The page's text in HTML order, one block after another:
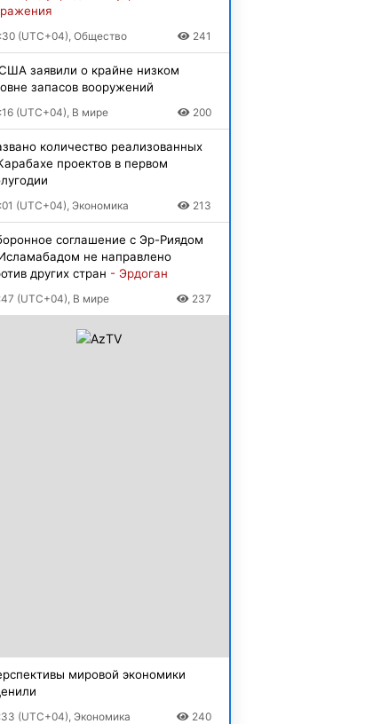
(UTC+04), Общество 241
заявили о крайне низком
запасов вооружений
(UTC+04), В мире 200
количество реализованных
проектов в первом
(UTC+04), Экономика 213
соглашение с Эр-Риядом
не направлено
других стран - Эрдоган
(UTC+04), В мире 237
мировой экономики
(UTC+04), Экономика 240